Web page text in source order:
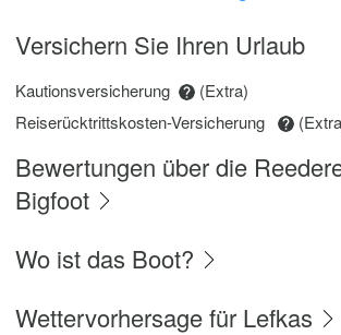
Versichern Sie Ihren Urlaub
Kautionsversicherung (Extra)
Reiserücktrittskosten-Versicherung
Bewertungen über die
Bigfoot
Wo ist das Boot?
Wettervorhersage für Lefkas